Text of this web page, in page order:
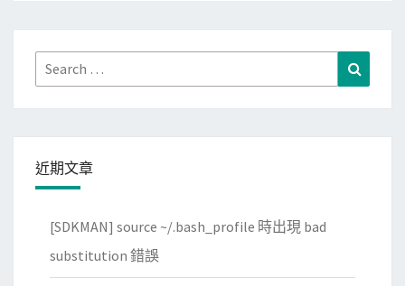
Search
for:
近期文章
[SDKMAN] source ~/.bash_profile 時出現 bad
substitution 錯誤